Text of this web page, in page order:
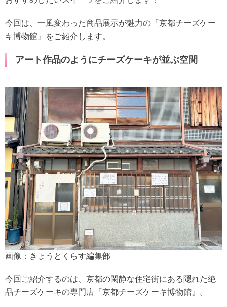
今回は、一風変わった商品展示が魅力の『京都チーズケー
キ博物館』をご紹介します。
アート作品のようにチーズケーキが並ぶ空間
画像：きょうとくらす編集部
今回ご紹介するのは、京都の閑静な住宅街にある隠れた絶
品チーズケーキの専門店『京都チーズケーキ博物館』。